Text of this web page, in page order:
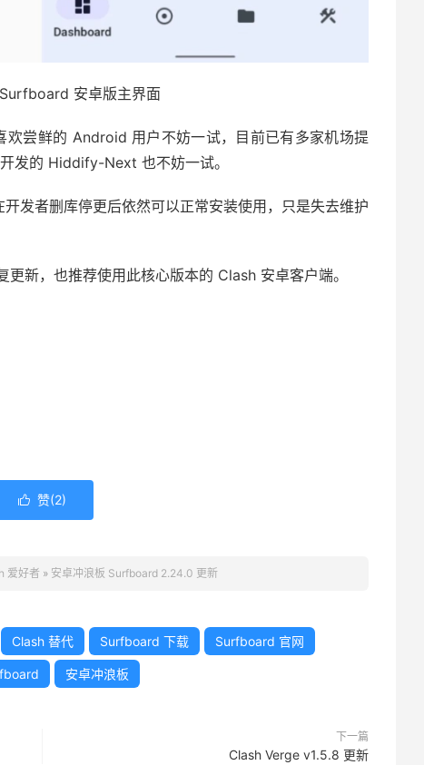
安卓版主界面
欢尝鲜的 Android 用户不妨一试，目前已有多家机场提
发的 Hiddify-Next 也不妨一试。
发者删库停更后依然可以正常安装使用，只是失去维护
更新，也推荐使用此核心版本的 Clash 安卓客户端。
 赞(2)
爱好者 » 安卓冲浪板 Surfboard 2.24.0 更新
Clash 替代 Surfboard 下载 Surfboard 官网
安卓冲浪板
下一篇
Clash Verge v1.5.8 更新